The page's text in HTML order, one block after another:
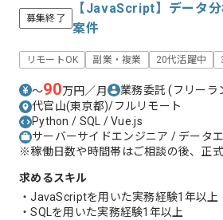
募集終了
【JavaScript】データ分
案件
リモートOK 副業・複業 20代活躍中
〜90万円／月 業務委託(フリーラ
代官山(東京都)/フルリモート
Python / SQL / Vue.js
サーバーサイドエンジニア / データ
※稼働日数や時間帯はご相談の後、正式
求めるスキル
・JavaScriptを用いた実務経験1年以上
・SQLを用いた実務経験1年以上